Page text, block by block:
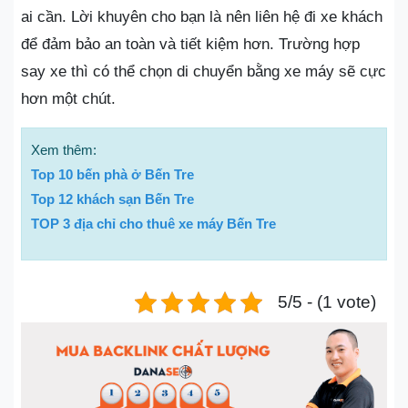
ai cần. Lời khuyên cho bạn là nên liên hệ đi xe khách
để đảm bảo an toàn và tiết kiệm hơn. Trường hợp
say xe thì có thể chọn di chuyển bằng xe máy sẽ cực
hơn một chút.
Xem thêm:
Top 10 bến phà ở Bến Tre
Top 12 khách sạn Bến Tre
TOP 3 địa chỉ cho thuê xe máy Bến Tre
5/5 - (1 vote)